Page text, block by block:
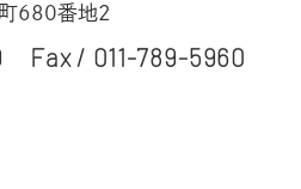
680番地2
Fax / 011-789-5960